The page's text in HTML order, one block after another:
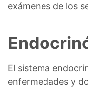
exámenes de los
El sistema
enfermedades y